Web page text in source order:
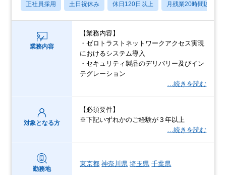
正社員採用 土日祝休み 休日120日以上 月残業20時間以内
業務内容
【業務内容】
・ゼロトラストネットワークアクセス実現
におけるシステム導入
・セキュリティ製品のデリバリー及びイン
テグレーション
…続きを読む
対象となる方
【必須要件】
※下記いずれかのご経験が３年以上
…続きを読む
勤務地
東京都 神奈川県 埼玉県 千葉県